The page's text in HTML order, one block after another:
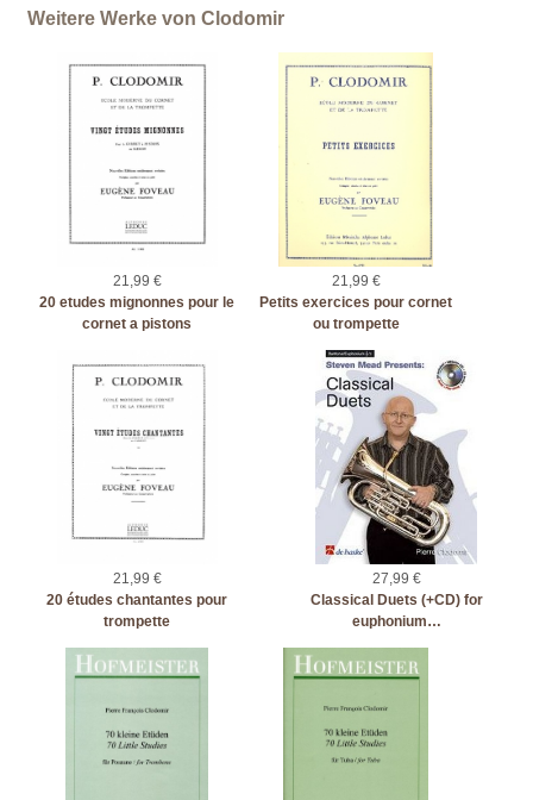
Weitere Werke von Clodomir
21,99 €
20 etudes mignonnes pour le
cornet a pistons
21,99 €
Petits exercices pour cornet
ou trompette
21,99 €
20 études chantantes pour
trompette
27,99 €
Classical Duets (+CD) for
euphonium…